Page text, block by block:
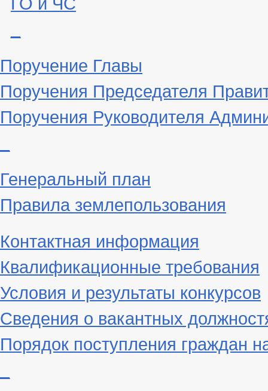
Поручение Главы
Поручения Председателя
Поручения Руководителя
Генеральный план
Правила землепользования
Контактная информация
Квалификационные требования
Условия и результаты конкурсов
Сведения о вакантных
Порядок поступления граждан